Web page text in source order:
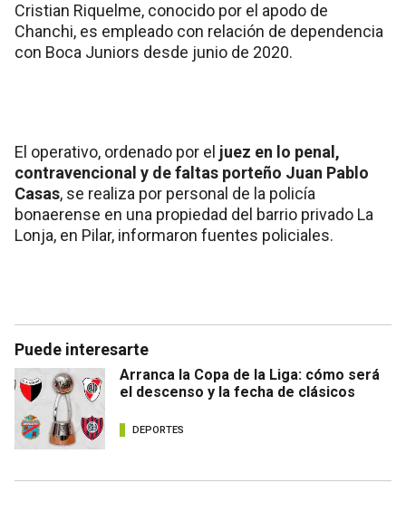
Cristian Riquelme, conocido por el apodo de
Chanchi, es empleado con relación de dependencia
con Boca Juniors desde junio de 2020.
El operativo, ordenado por el juez en lo penal,
contravencional y de faltas porteño Juan Pablo
Casas, se realiza por personal de la policía
bonaerense en una propiedad del barrio privado La
Lonja, en Pilar, informaron fuentes policiales.
Puede interesarte
Arranca la Copa de la Liga: cómo será
el descenso y la fecha de clásicos
DEPORTES